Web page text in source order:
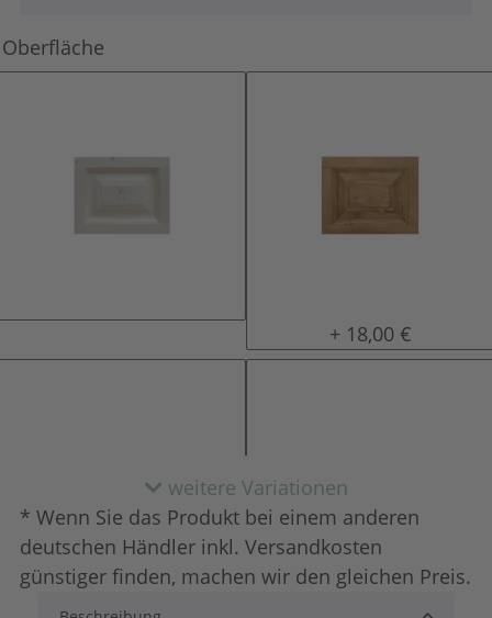
Oberfläche
gewachst
+ 18,00 €
weitere Variationen
* Wenn Sie das Produkt bei einem anderen
deutschen Händler inkl. Versandkosten
günstiger finden, machen wir den gleichen Preis.